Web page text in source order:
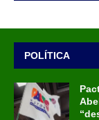
POLÍTICA